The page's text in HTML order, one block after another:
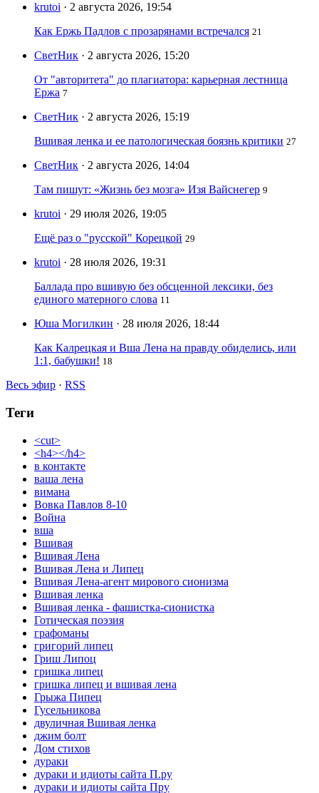
krutoi · 2 августа 2026, 19:54
Как Ержь Падлов с прозарянами встречался 21
СветНик · 2 августа 2026, 15:20
От "авторитета" до плагиатора: карьерная лестница
Ержа 7
СветНик · 2 августа 2026, 15:19
Вшивая ленка и ее патологическая боязнь критики 27
СветНик · 2 августа 2026, 14:04
Там пишут: «Жизнь без мозга» Изя Вайснегер 9
krutoi · 29 июля 2026, 19:05
Ещё раз о "русской" Корецкой 29
krutoi · 28 июля 2026, 19:31
Баллада про вшивую без обсценной лексики, без
единого матерного слова 11
Юша Могилкин · 28 июля 2026, 18:44
Как Калрецкая и Вша Лена на правду обиделись, или
1:1, бабушки! 18
Весь эфир · RSS
Теги
<cut>
<h4></h4>
в контакте
ваша лена
вимана
Вовка Павлов 8-10
Война
вша
Вшивая
Вшивая Лена
Вшивая Лена и Липец
Вшивая Лена-агент мирового сионизма
Вшивая ленка
Вшивая ленка - фашистка-сионистка
Готическая поэзия
графоманы
григорий липец
Гриш Липоц
гришка липец
гришка липец и вшивая лена
Грыжа Пипец
Гусельникова
двуличная Вшивая ленка
джим болт
Дом стихов
дураки
дураки и идиоты сайта П.ру
дураки и идиоты сайта Пру